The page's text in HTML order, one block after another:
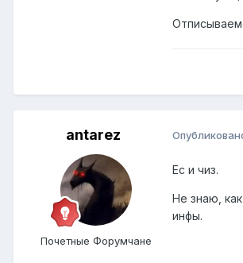
antarez
Почетные Форумчане
Ес и чиз.
Не знаю,
инфы.